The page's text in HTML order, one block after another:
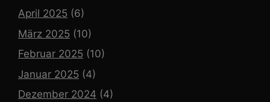
April 2025 (6)
März 2025 (10)
Februar 2025 (10)
Januar 2025 (4)
Dezember 2024 (4)